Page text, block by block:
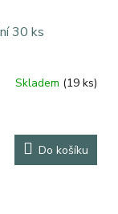
30 ks
Skladem (19 ks)
Do košíku